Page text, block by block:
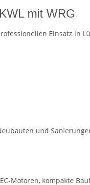
mit WRG
Einsatz in
und
Motoren, kompakte